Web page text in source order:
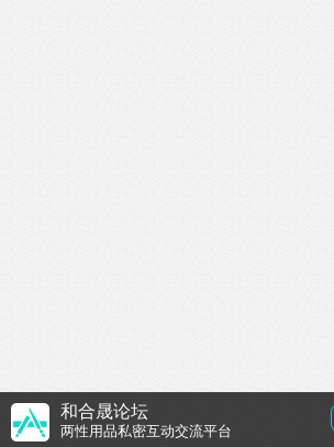
和合晟论坛
两性用品私密互动交流平台